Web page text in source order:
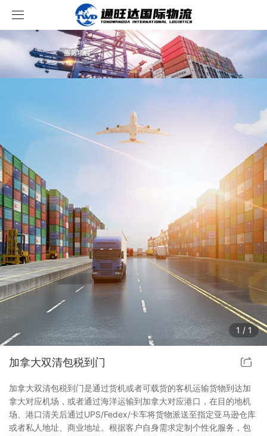
首页
服务项目
跨境新闻
关于我们
运输流程
联系我们
价格查询
轨迹查询
1 / 1
加拿大双清包税到门
加拿大双清包税到门是通过货机或者可载货的客机运输货物到达加
拿大对应机场，或者通过海洋运输到加拿大对应港口，在目的地机
场、港口清关后通过UPS/Fedex/卡车将货物派送至指定亚马逊仓库
或者私人地址、商业地址。根据客户自身需求定制个性化服务，包